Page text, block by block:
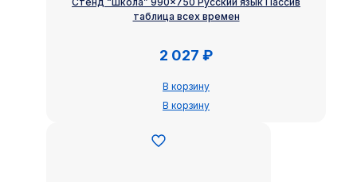
таблица всех времен
2 027 ₽
В корзину
В корзину